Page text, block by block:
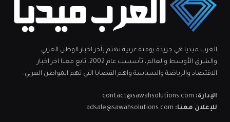
العرب ميديا هي جريدة يومية عربية تهتم بآخر اخبار الوطن العربي
والشرق الأوسط والعالم، تأسست عام 2002. تابع معنا اخر اخبار
الاقتصاد والرياضة والسياسة واهم القضايا التي تهم المواطن العربي.
الإدارة: contact@sawahsolutions.com
للإعلان معنا: adsale@sawahsolutions.com